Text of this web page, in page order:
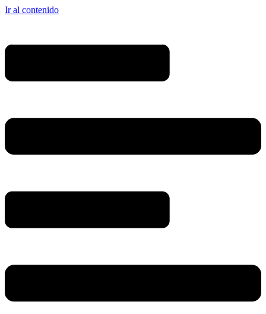
Ir al contenido